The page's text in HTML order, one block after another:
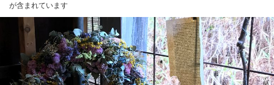
が含まれています